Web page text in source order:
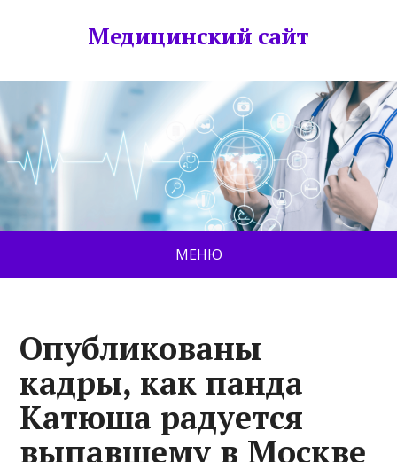
Медицинский сайт
МЕНЮ
Опубликованы
кадры, как панда
Катюша радуется
выпавшему в Москве